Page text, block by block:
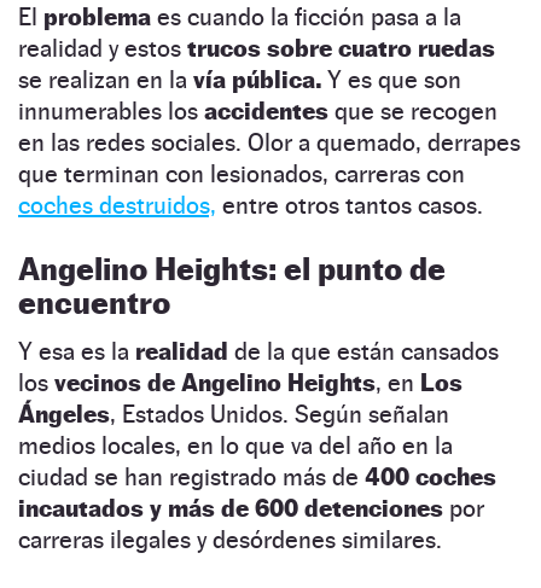
El problema es cuando la ficción pasa a la
realidad y estos trucos sobre cuatro ruedas
se realizan en la vía pública. Y es que son
innumerables los accidentes que se recogen
en las redes sociales. Olor a quemado, derrapes
que terminan con lesionados, carreras con
coches destruidos, entre otros tantos casos.
Angelino Heights: el punto de
encuentro
Y esa es la realidad de la que están cansados
los vecinos de Angelino Heights, en Los
Ángeles, Estados Unidos. Según señalan
medios locales, en lo que va del año en la
ciudad se han registrado más de 400 coches
incautados y más de 600 detenciones por
carreras ilegales y desórdenes similares.